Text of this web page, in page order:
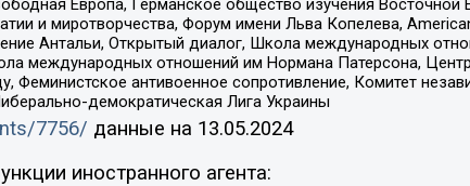
Европа, Германское общество изучения
и миротворчества, Форум имени Льва Копелева,
Антальи, Открытый диалог, Школа международных
международных отношений им Нормана Патерсона,
антивоенное сопротивление, Комитет
демократическая Лига Украины
7756/ данные на 13.05.2024
иностранного агента: